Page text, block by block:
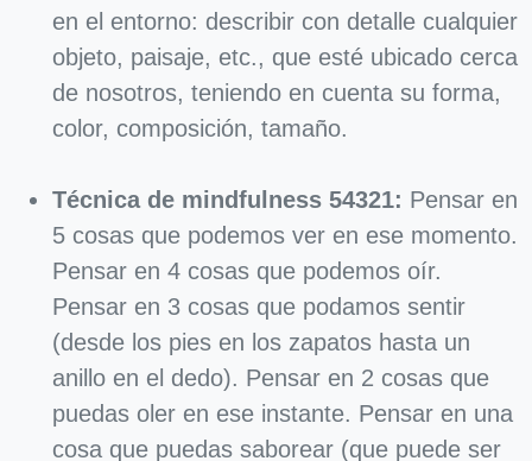
en el entorno: describir con detalle cualquier
objeto, paisaje, etc., que esté ubicado cerca
de nosotros, teniendo en cuenta su forma,
color, composición, tamaño.
Técnica de mindfulness 54321: Pensar en
5 cosas que podemos ver en ese momento.
Pensar en 4 cosas que podemos oír.
Pensar en 3 cosas que podamos sentir
(desde los pies en los zapatos hasta un
anillo en el dedo). Pensar en 2 cosas que
puedas oler en ese instante. Pensar en una
cosa que puedas saborear (que puede ser